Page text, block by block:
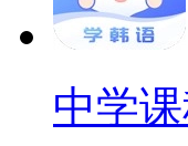
中学